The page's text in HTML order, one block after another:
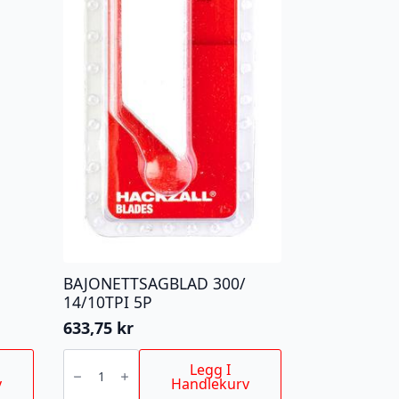
BAJONETTSAGBLAD 300/
14/10TPI 5P
633,75 kr
BAJONETTSAGBLAD
14/10TPI Legg I
Handlekurv